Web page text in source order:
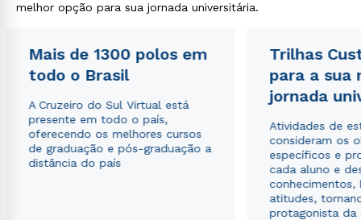
melhor opção para sua jornada universitária.
Mais de 1300 polos em
todo o Brasil
A Cruzeiro do Sul Virtual está
presente em todo o país,
oferecendo os melhores cursos
de graduação e pós-graduação a
distância do país
Trilhas
para a sua
jornada
Atividades de
consideram os
específicos e
cada aluno e
conhecimentos,
atitudes,
protagonista da
Política de Privacidade.e
autorizo que meus dados sejam utilizados para o
envio de conteúdos da Cruzeiro do Sul.